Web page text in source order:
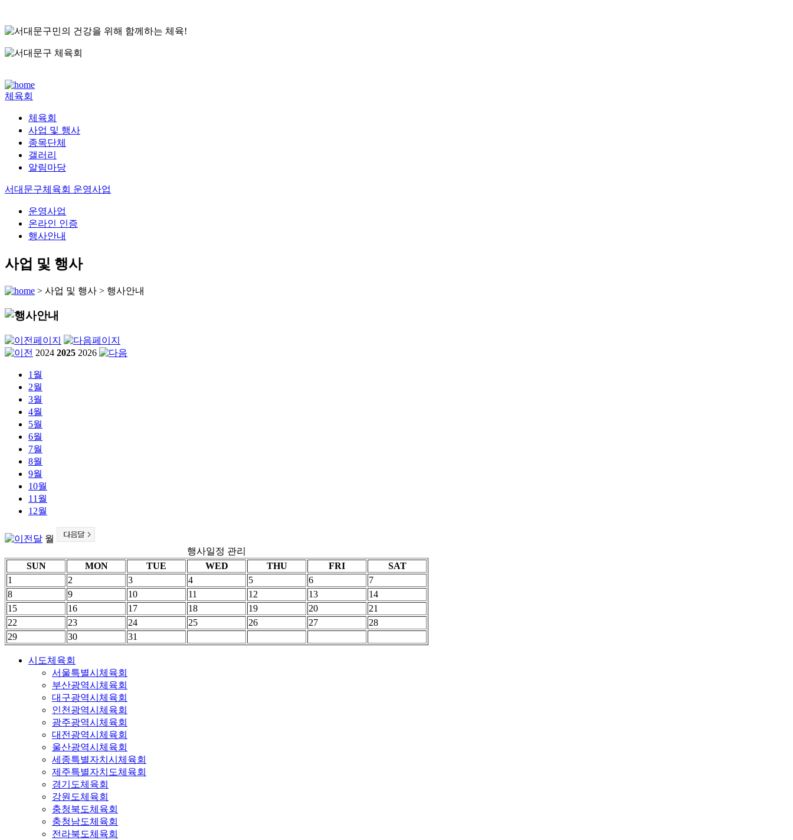
체육회
체육회
사업 및 행사
종목단체
갤러리
알림마당
서대문구체육회 운영사업
운영사업
온라인 인증
행사안내
사업 및 행사
> 사업 및 행사 > 행사안내
2024 2025 2026
1 월
2월
3월
4월
5월
6월
7월
8월
9월
10월
11 월
12월
월
행사일정 관리
SUN
MON TUE WED THU FRI
SAT
1
2 3 4 5 6
7
8
9 10 11 12 13
14
15
16 17 18 19 20
21
22
23 24 25 26 27
28
29
30 31
시도체육회
서울특별시체육회
부산광역시체육회
대구광역시체육회
인천광역시체육회
광주광역시체육회
대전광역시체육회
울산광역시체육회
세종특별자치시체육회
제주특별자치도체육회
경기도체육회
강원도체육회
충청북도체육회
충청남도체육회
전라북도체육회